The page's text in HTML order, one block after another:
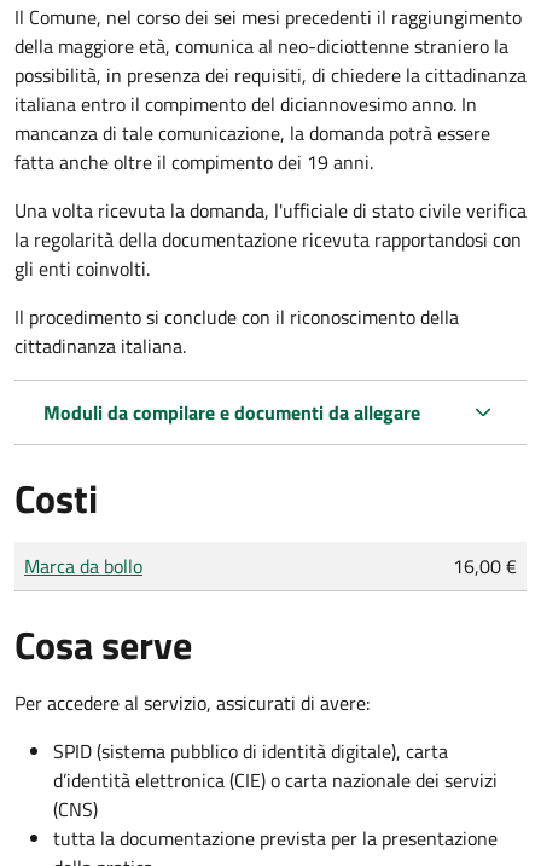
Il Comune, nel corso dei sei mesi precedenti il raggiungimento
della maggiore età, comunica al neo-diciottenne straniero la
possibilità, in presenza dei requisiti, di chiedere la cittadinanza
italiana entro il compimento del diciannovesimo anno. In
mancanza di tale comunicazione, la domanda potrà essere
fatta anche oltre il compimento dei 19 anni.
Una volta ricevuta la domanda, l'ufficiale di stato civile verifica
la regolarità della documentazione ricevuta rapportandosi con
gli enti coinvolti.
Il procedimento si conclude con il riconoscimento della
cittadinanza italiana.
Moduli da compilare e documenti da allegare
Costi
Tipo di pagamento
Importo
Marca da bollo 16,00 €
Cosa serve
Per accedere al servizio, assicurati di avere:
SPID (sistema pubblico di identità digitale), carta
d’identità elettronica (CIE) o carta nazionale dei servizi
(CNS)
tutta la documentazione prevista per la presentazione